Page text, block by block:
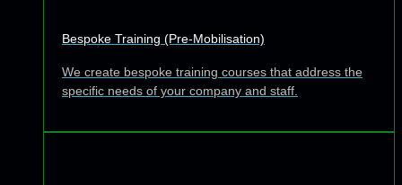
Bespoke Training (Pre-Mobilisation)
We create bespoke training courses that address the
specific needs of your company and staff.